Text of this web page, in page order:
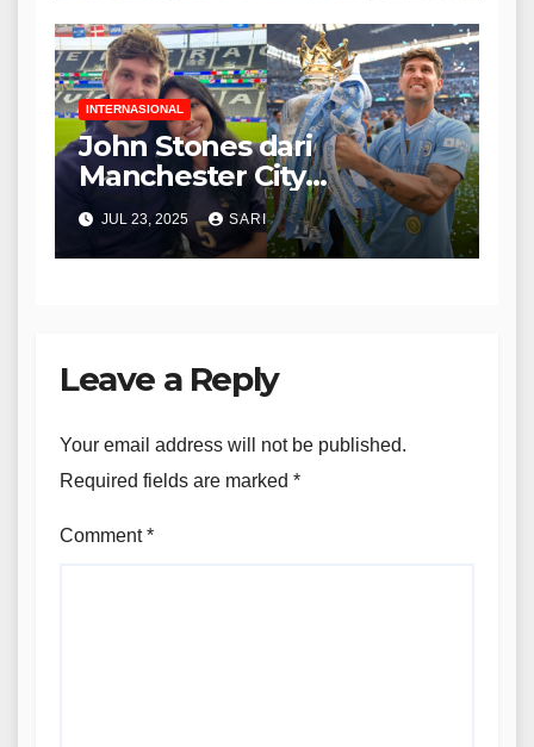
INTERNASIONAL
John Stones dari
Manchester City
Merayakan Pernikahan
dengan Olivia Naylor
dalam Pernikahan Indah
JUL 23, 2025 SARI
Leave a Reply
Your email address will not be published.
Required fields are marked *
Comment*